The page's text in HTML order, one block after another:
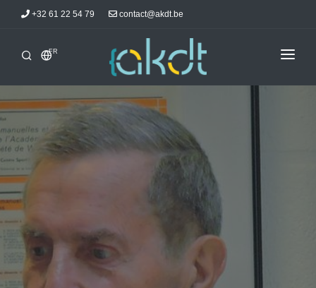
+32 61 22 54 79 contact@akdt.be
FR
ACCUEIL
STAGES
INFORMATIONS
HÉBERGEMENTS
AKDTICIENS
CONTACT